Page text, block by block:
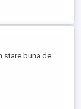
stare buna de